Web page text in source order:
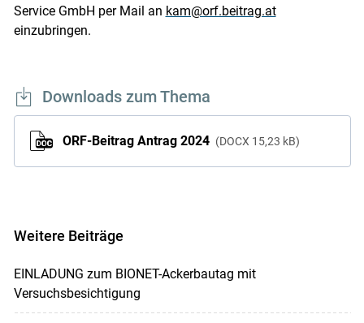
Service GmbH per Mail an kam@orf.beitrag.at
einzubringen.
Downloads zum Thema
ORF-Beitrag Antrag 2024 DOCX 15,23 kB
Weitere Beiträge
EINLADUNG zum BIONET-Ackerbautag mit
Versuchsbesichtigung